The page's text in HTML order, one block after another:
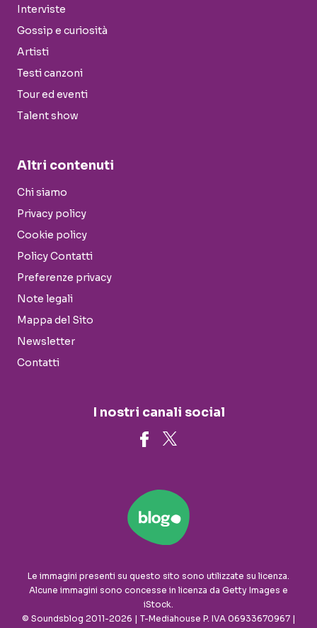
Interviste
Gossip e curiosità
Artisti
Testi canzoni
Tour ed eventi
Talent show
Altri contenuti
Chi siamo
Privacy policy
Cookie policy
Policy Contatti
Preferenze privacy
Note legali
Mappa del Sito
Newsletter
Contatti
I nostri canali social
Le immagini presenti su questo sito sono utilizzate su licenza.
Alcune immagini sono concesse in licenza da Getty Images e
iStock.
© Soundsblog 2011-2026 | T-Mediahouse P. IVA 06933670967 |